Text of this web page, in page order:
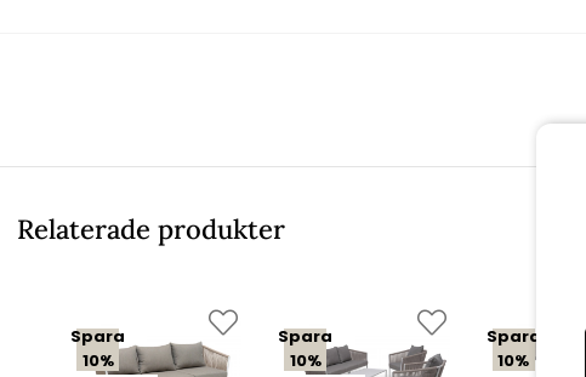
Relaterade produkter
Spara
10%
Spara
10%
Spara
10%